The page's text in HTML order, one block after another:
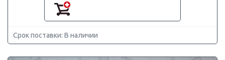
Срок поставки: В наличии